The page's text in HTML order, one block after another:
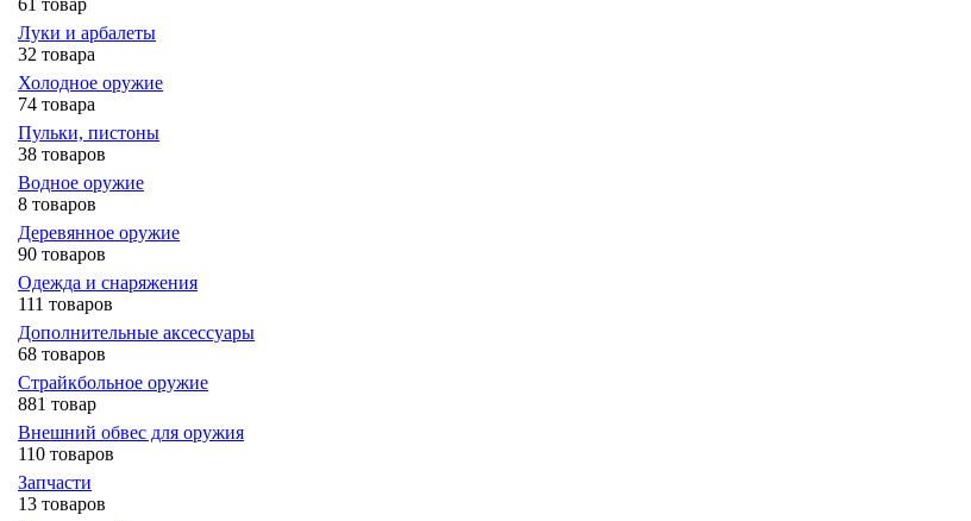
61 товар
Луки и арбалеты
32 товара
Холодное оружие
74 товара
Пульки, пистоны
38 товаров
Водное оружие
8 товаров
Деревянное оружие
90 товаров
Одежда и снаряжения
111 товаров
Дополнительные аксессуары
68 товаров
Страйкбольное оружие
881 товар
Внешний обвес для оружия
110 товаров
Запчасти
13 товаров